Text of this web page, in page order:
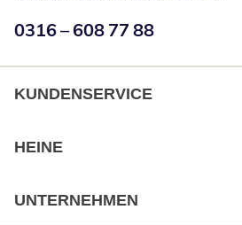
Numéro de téléphone:
0316 – 608 77 88
KUNDENSERVICE
HEINE
UNTERNEHMEN